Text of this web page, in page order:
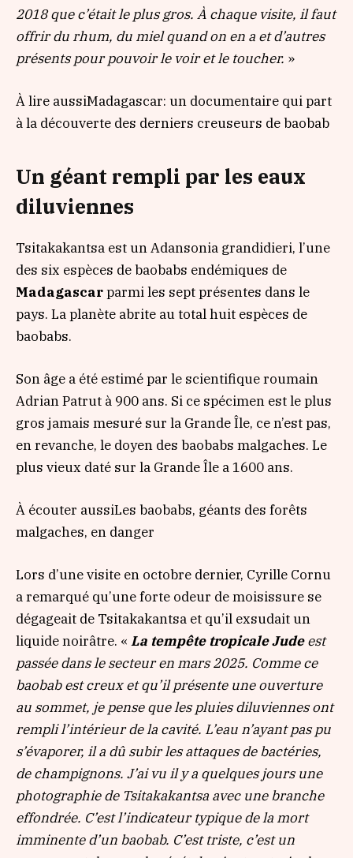
2018 que c’était le plus gros. À chaque visite, il faut
offrir du rhum, du miel quand on en a et d’autres
présents pour pouvoir le voir et le toucher. »
À lire aussiMadagascar: un documentaire qui part
à la découverte des derniers creuseurs de baobab
Un géant rempli par les eaux
diluviennes
Tsitakakantsa est un Adansonia grandidieri, l’une
des six espèces de baobabs endémiques de
Madagascarparmi les sept présentes dans le
pays. La planète abrite au total huit espèces de
baobabs.
Son âge a été estimé par le scientifique roumain
Adrian Patrut à 900 ans. Si ce spécimen est le plus
gros jamais mesuré sur la Grande Île, ce n’est pas,
en revanche, le doyen des baobabs malgaches. Le
plus vieux daté sur la Grande Île a 1600 ans.
À écouter aussiLes baobabs, géants des forêts
malgaches, en danger
Lors d’une visite en octobre dernier, Cyrille Cornu
a remarqué qu’une forte odeur de moisissure se
dégageait de Tsitakakantsa et qu’il exsudait un
liquide noirâtre. « La tempête tropicale Judeest
passée dans le secteur en mars 2025. Comme ce
baobab est creux et qu’il présente une ouverture
au sommet, je pense que les pluies diluviennes ont
rempli l’intérieur de la cavité. L’eau n’ayant pas pu
s’évaporer, il a dû subir les attaques de bactéries,
de champignons. J’ai vu il y a quelques jours une
photographie de Tsitakakantsa avec une branche
effondrée. C’est l’indicateur typique de la mort
imminente d’un baobab. C’est triste, c’est un